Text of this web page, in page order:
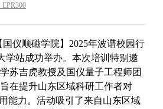
国仪顺磁学院】2025年波谱校园行
站成功举办。本次培训特别邀
苏吉虎教授及国仪量子工程师团
旨在提升山东区域科研工作者对
能力。活动吸引了来自山东区域